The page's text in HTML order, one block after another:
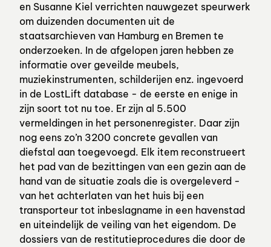
en Susanne Kiel verrichten nauwgezet speurwerk
om duizenden documenten uit de
staatsarchieven van Hamburg en Bremen te
onderzoeken. In de afgelopen jaren hebben ze
informatie over geveilde meubels,
muziekinstrumenten, schilderijen enz. ingevoerd
in de LostLift database - de eerste en enige in
zijn soort tot nu toe. Er zijn al 5.500
vermeldingen in het personenregister. Daar zijn
nog eens zo’n 3200 concrete gevallen van
diefstal aan toegevoegd. Elk item reconstrueert
het pad van de bezittingen van een gezin aan de
hand van de situatie zoals die is overgeleverd -
van het achterlaten van het huis bij een
transporteur tot inbeslagname in een havenstad
en uiteindelijk de veiling van het eigendom. De
dossiers van de restitutieprocedures die door de